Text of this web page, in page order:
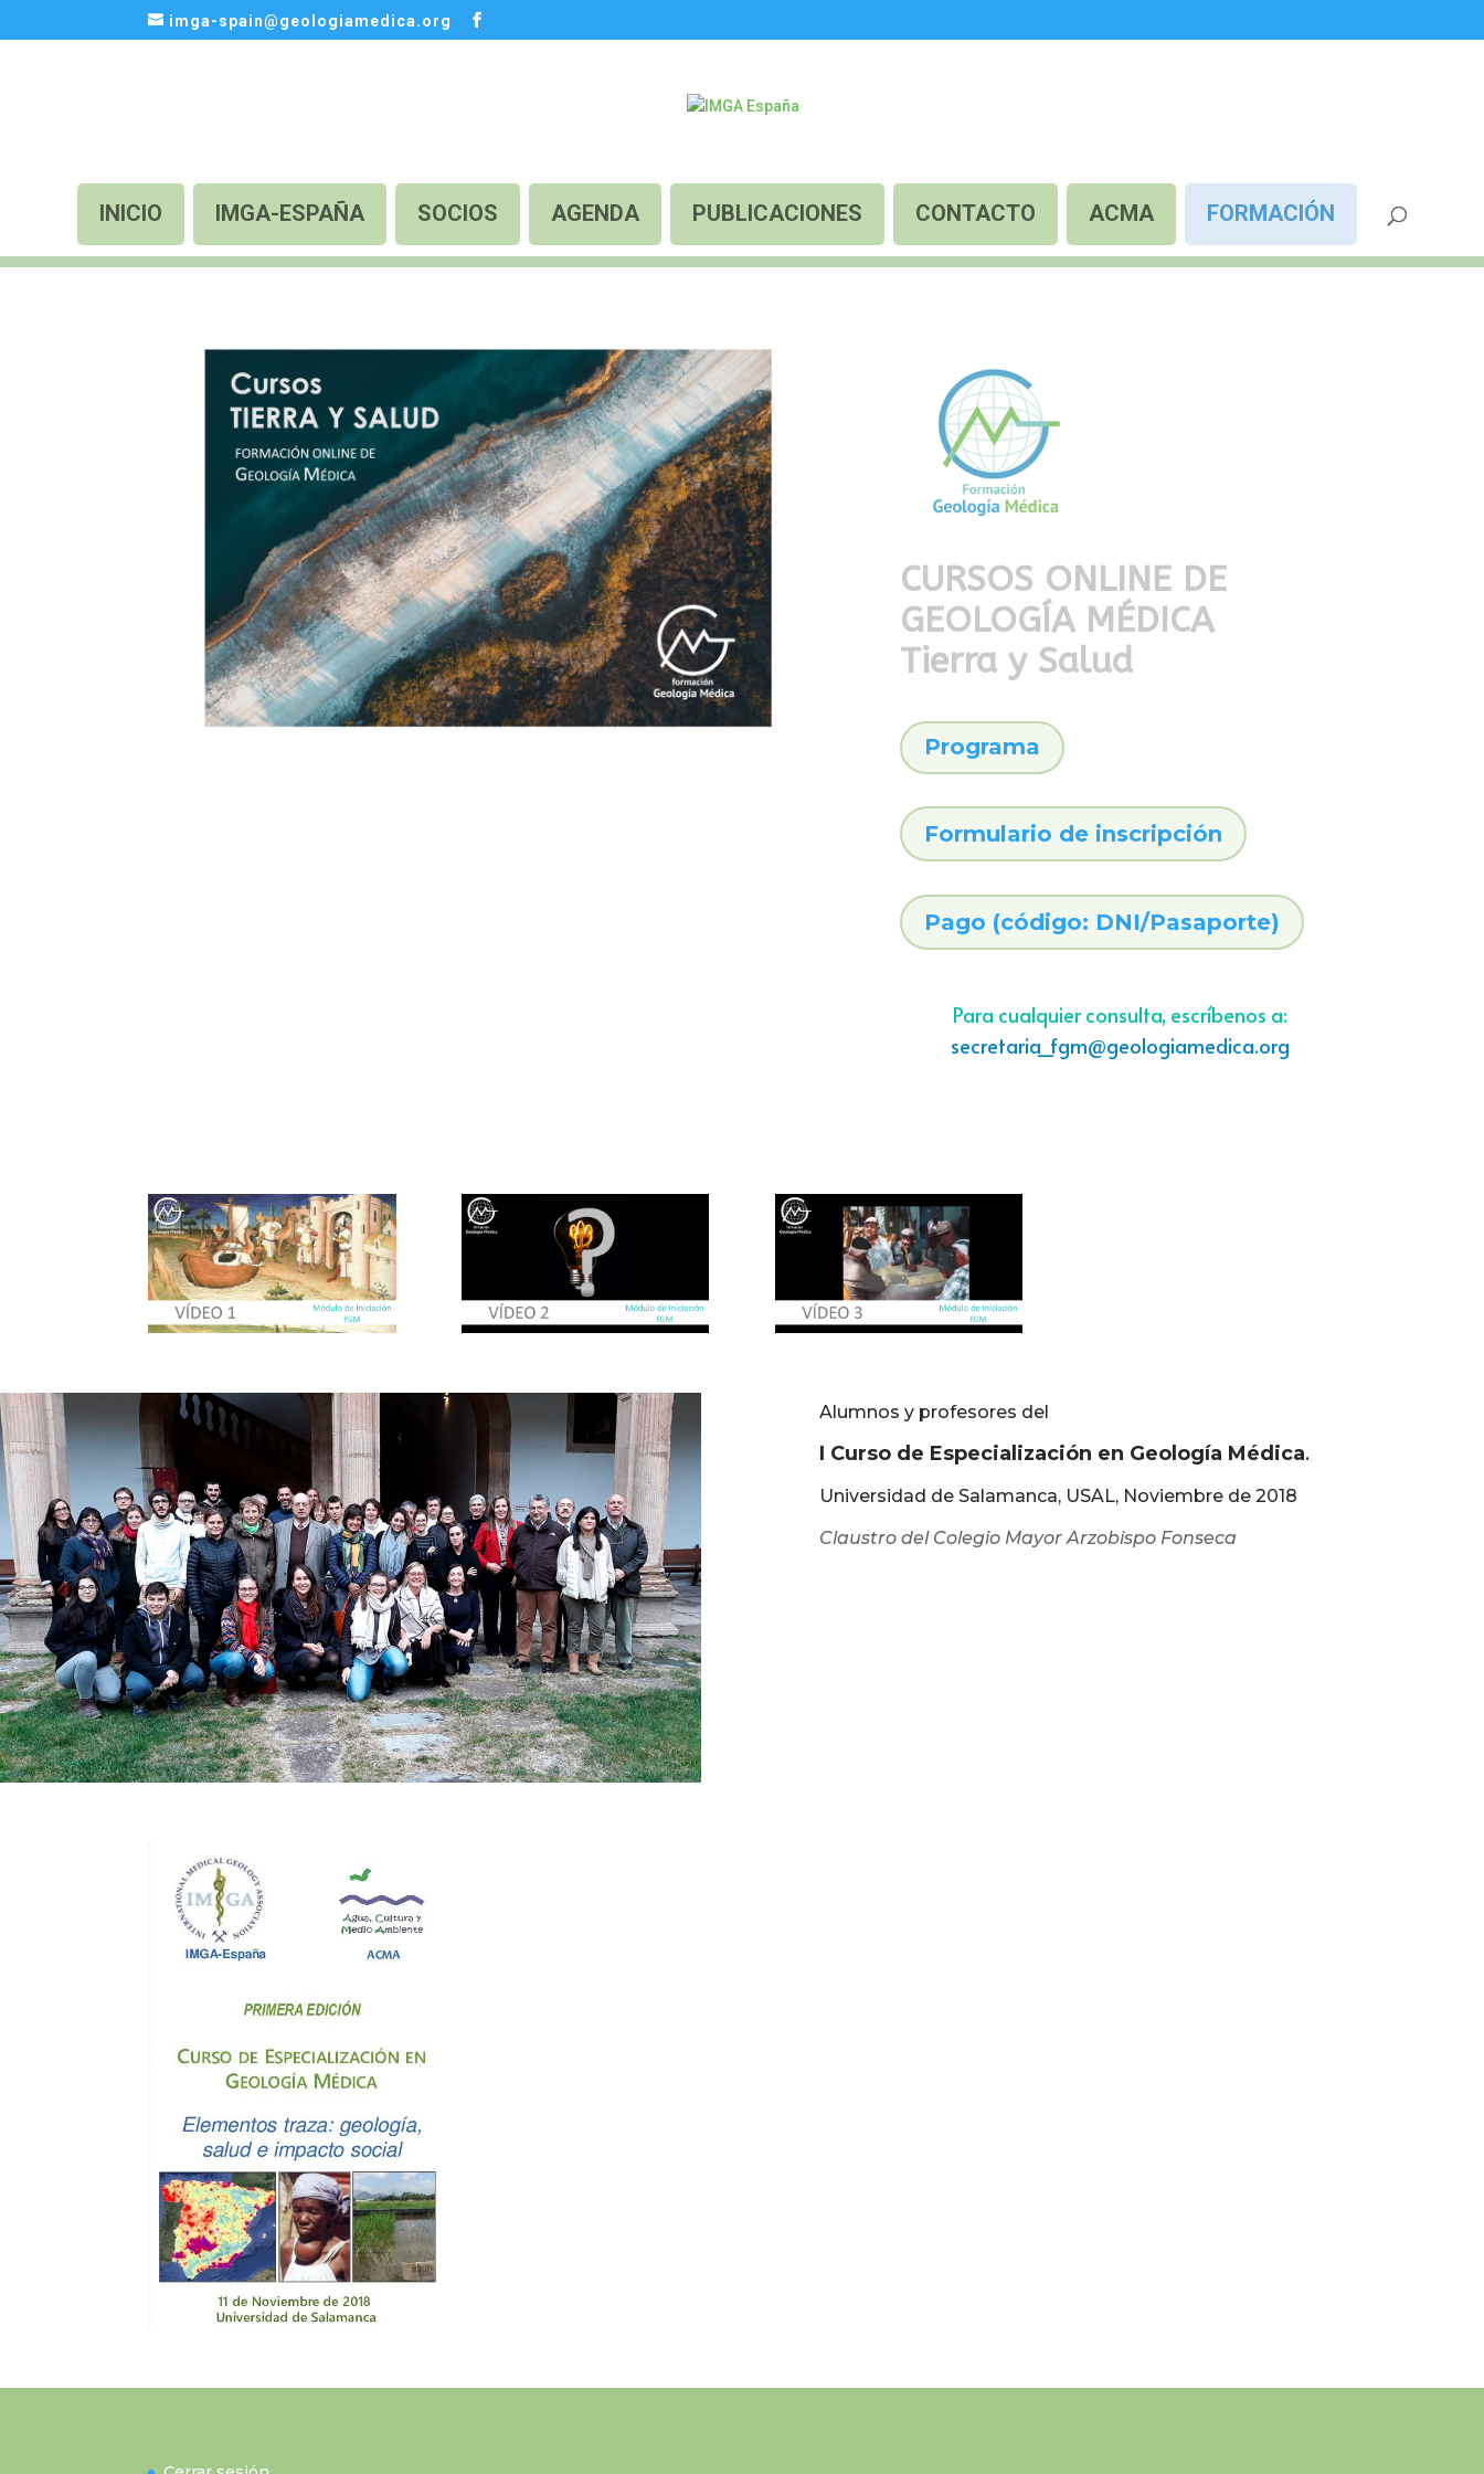
imga-spain@geologiamedica.org
INICIO IMGA-ESPAÑA SOCIOS AGENDA PUBLICACIONES CONTACTO ACMA FORMACIÓN
CURSOS ONLINE DE
GEOLOGÍA MÉDICA
Tierra y Salud
Programa
Formulario de inscripción
Pago (código: DNI/Pasaporte)
Para cualquier consulta, escríbenos a:
secretaria_fgm@geologiamedica.org
Alumnos y profesores del
I Curso de Especialización en Geología Médica.
Universidad de Salamanca, USAL, Noviembre de 2018
Claustro del Colegio Mayor Arzobispo Fonseca